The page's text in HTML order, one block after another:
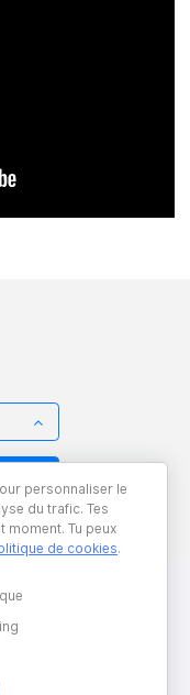
personnaliser le
du trafic. Tes
moment. Tu peux
de cookies.